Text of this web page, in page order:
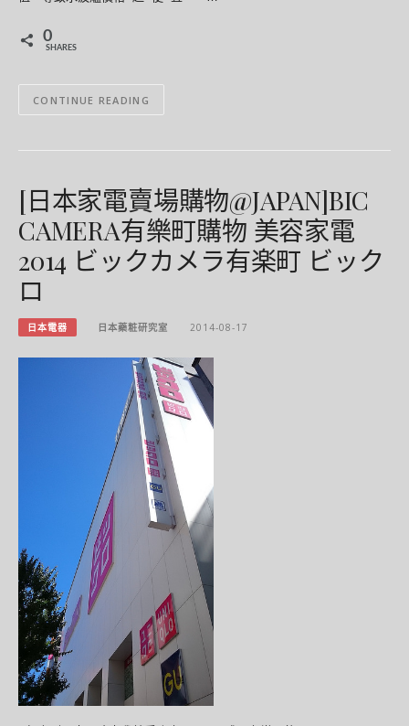
0
SHARES
CONTINUE READING
[日本家電賣場購物@JAPAN]BIC
CAMERA有樂町購物 美容家電
2014 ビックカメラ有楽町 ビック
ロ
日本電器 日本藥粧研究室 2014-08-17